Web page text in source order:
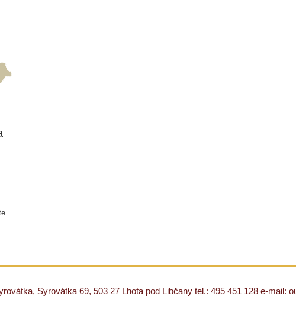
Syrovátka 69, 503 27 Lhota pod Libčany tel.: 495 451 128 e-mail: